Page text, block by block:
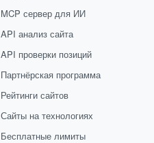
MCP сервер для ИИ
API анализ сайта
API проверки позиций
Партнёрская программа
Рейтинги сайтов
Сайты на технологиях
Бесплатные лимиты